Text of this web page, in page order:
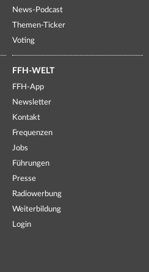
News-Podcast
Themen-Ticker
Voting
FFH-WELT
FFH-App
Newsletter
Kontakt
Frequenzen
Jobs
Führungen
Presse
Radiowerbung
Weiterbildung
Login